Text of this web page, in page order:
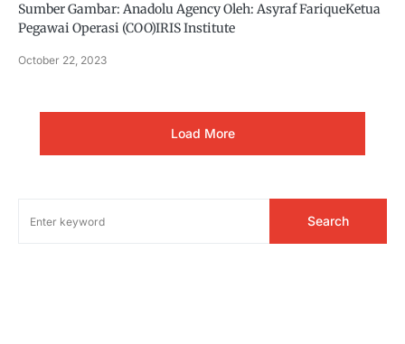
Sumber Gambar: Anadolu Agency Oleh: Asyraf FariqueKetua
Pegawai Operasi (COO)IRIS Institute
October 22, 2023
Load More
Search